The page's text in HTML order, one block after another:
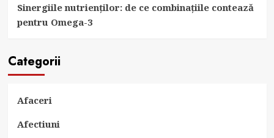
Sinergiile nutrienților: de ce combinațiile contează
pentru Omega-3
Categorii
Afaceri
Afectiuni